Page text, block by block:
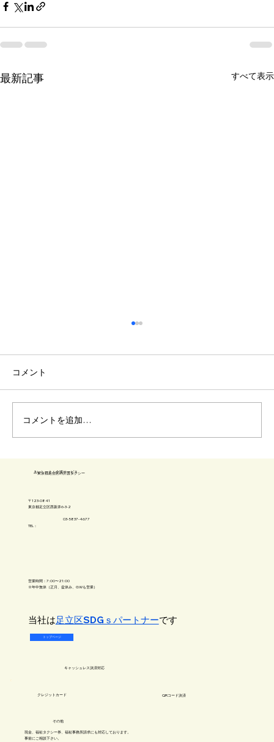
最新記事 すべて表示
車椅子 階段降ろし方
コメント
コメントを追加…
​東京都足立区の介護タクシー
​あいしーえふ介護サービス
〒123-0841
​東京都足立区西新井6-3-2
TEL：
03-5837-4677
キャッシュレス​決済対応
​クレジットカード QRコード決済
​その他
現金、福祉タクシー券、福祉事務所請求にも対応しております。
事前にご相談下さい​。
営業時間：7:00〜21:00
※年中無休（正月、盆休み、GWも営業）
​当社は足立区SDGｓパートナーです
トップページ